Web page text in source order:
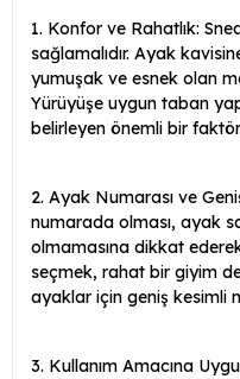
1. Konfor ve Rahatlık:
sağlamalıdır. Ayak
yumuşak ve esnek olan
Yürüyüşe uygun taban
belirleyen önemli bir
2. Ayak Numarası ve
numarada olması, ayak
olmamasına dikkat
seçmek, rahat bir giyim
ayaklar için geniş kesimli
3. Kullanım Amacına